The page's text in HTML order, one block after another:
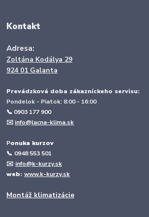
Kontakt
Adresa:
Zoltána Kodálya 29
924 01 Galanta
Prevádzková doba zákazníckeho servisu:
Pondelok - Piatok: 8:00 - 16:00
📞 0903 177 900
✉️ info@lacna-klima.sk
Ponuka kurzov
📞 0948 553 501
✉️ info@k-kurzy.sk
web:www.k-kurzy.sk
Montáž klimatizácie